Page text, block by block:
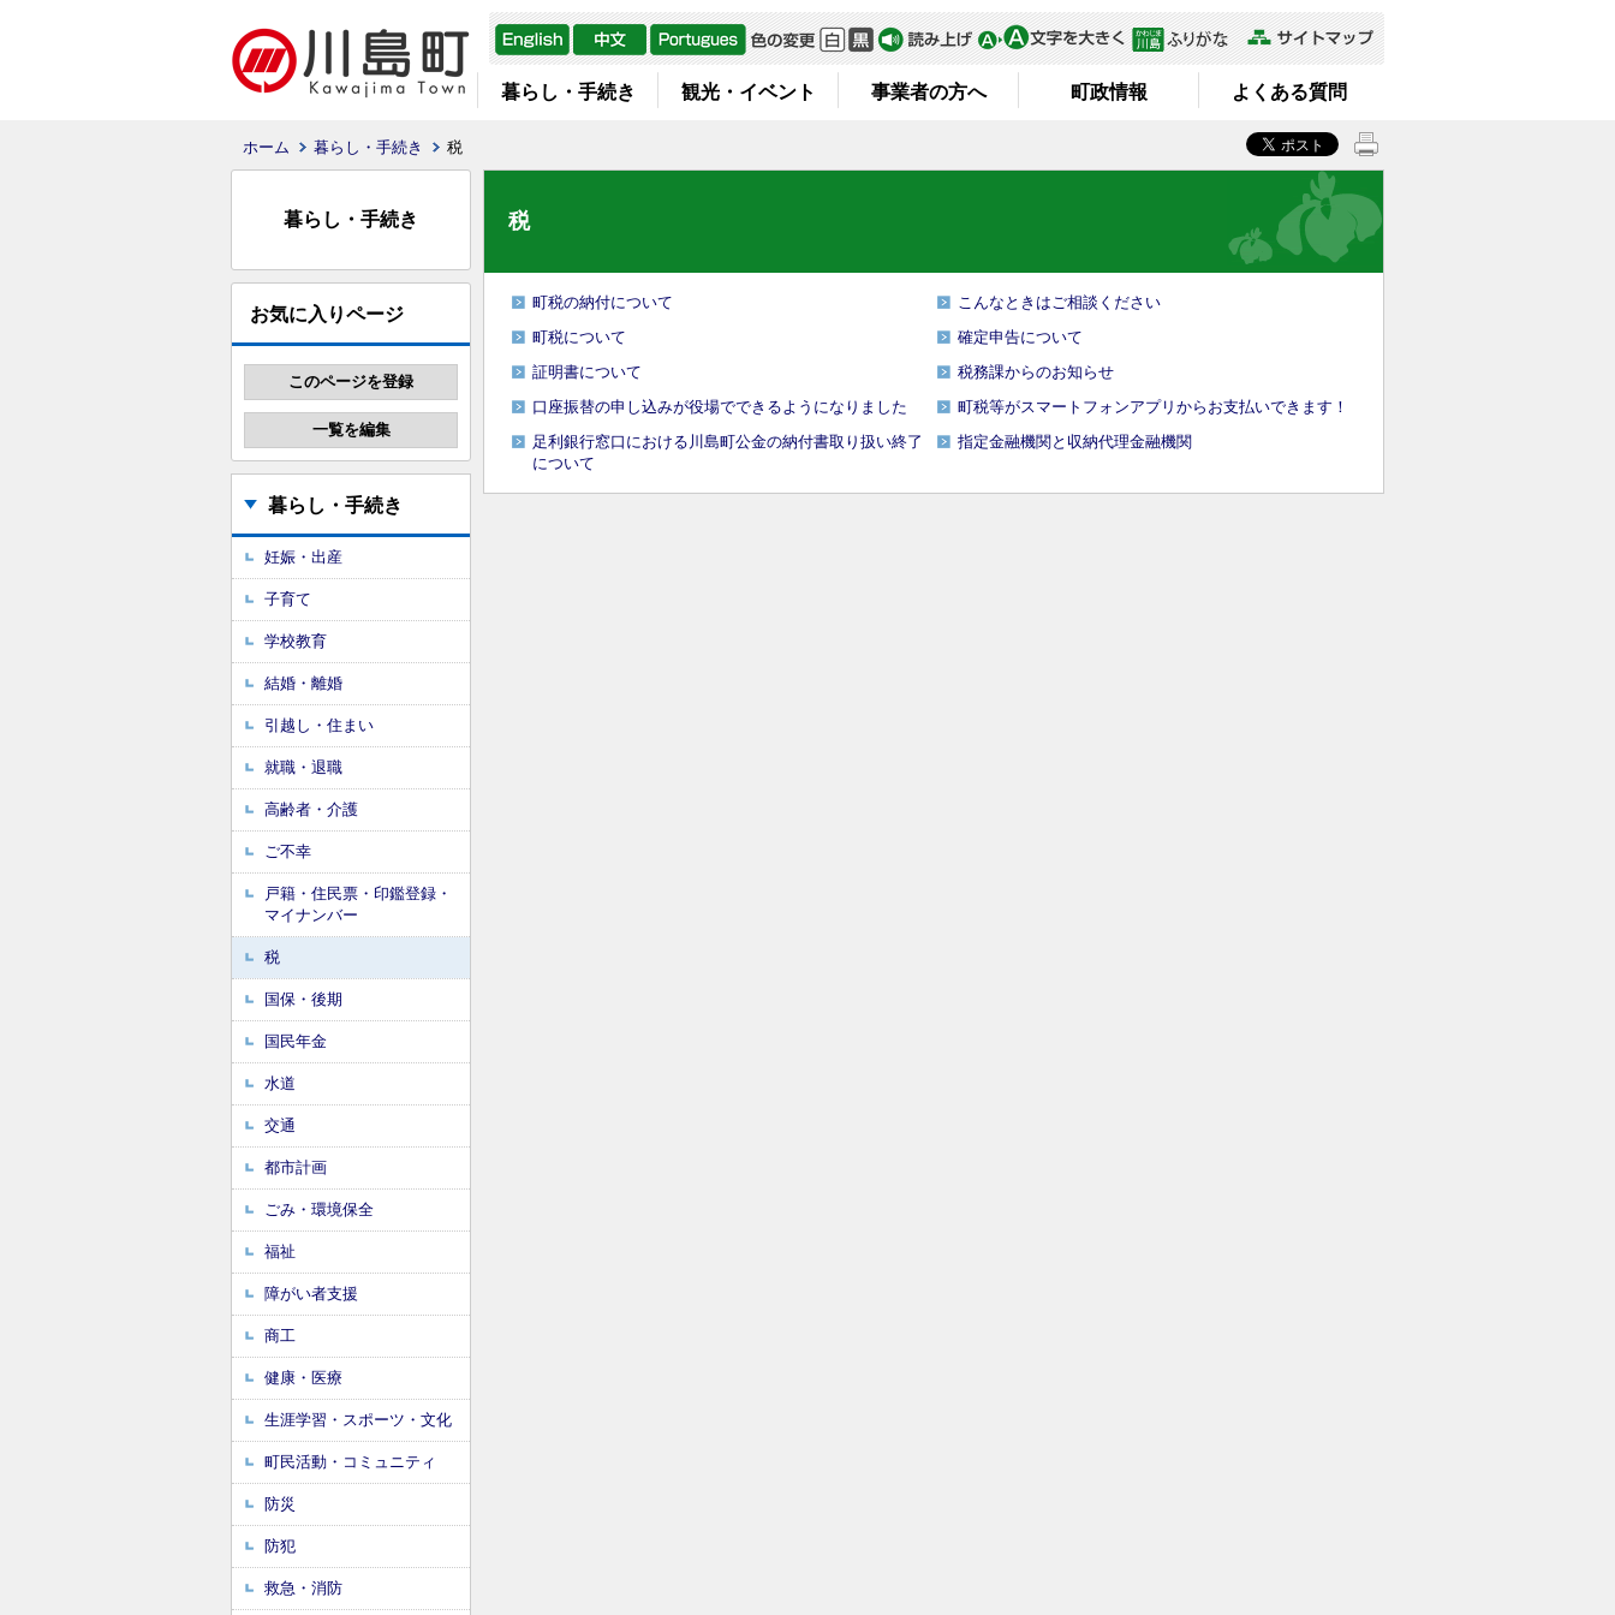
暮らし・手続き 観光・イベント 事業者の方へ 町政情報 よくある質問
ホーム 暮らし・手続き 税
暮らし・手続き
お気に入りページ
暮らし・手続き
妊娠・出産
子育て
学校教育
結婚・離婚
引越し・住まい
就職・退職
高齢者・介護
ご不幸
戸籍・住民票・印鑑登録・
マイナンバー
税
国保・後期
国民年金
水道
交通
都市計画
ごみ・環境保全
福祉
障がい者支援
商工
健康・医療
生涯学習・スポーツ・文化
町民活動・コミュニティ
防災
防犯
救急・消防
税
町税の納付について
こんなときはご相談ください
町税について
確定申告について
証明書について
税務課からのお知らせ
口座振替の申し込みが役場でできるようになりました
町税等がスマートフォンアプリからお支払いできます！
足利銀行窓口における川島町公金の納付書取り扱い終了
について
指定金融機関と収納代理金融機関